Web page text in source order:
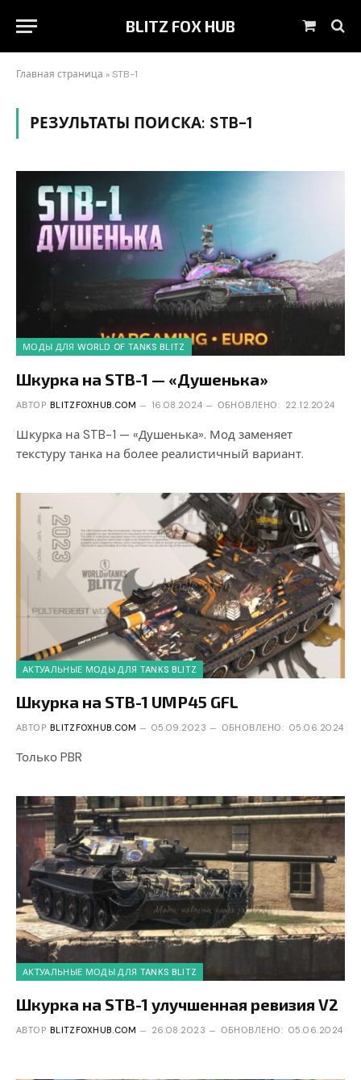
BLITZ FOX HUB Корзина
Главная страница »STB-1
РЕЗУЛЬТАТЫ ПОИСКА: STB-1
МОДЫ ДЛЯ WORLD OF TANKS BLITZ
Шкурка на STB-1 — «Душенька»
АВТОР BLITZFOXHUB.COM 16.08.2024 ОБНОВЛЕНО: 22.12.2024
Шкурка на STB-1 — «Душенька». Мод заменяет
текстуру танка на более реалистичный вариант.
АКТУАЛЬНЫЕ МОДЫ ДЛЯ TANKS BLITZ
Шкурка на STB-1 UMP45 GFL
АВТОР BLITZFOXHUB.COM 05.09.2023 ОБНОВЛЕНО: 05.06.2024
Только PBR
АКТУАЛЬНЫЕ МОДЫ ДЛЯ TANKS BLITZ
Шкурка на STB-1 улучшенная ревизия V2
АВТОР BLITZFOXHUB.COM 26.08.2023 ОБНОВЛЕНО: 05.06.2024